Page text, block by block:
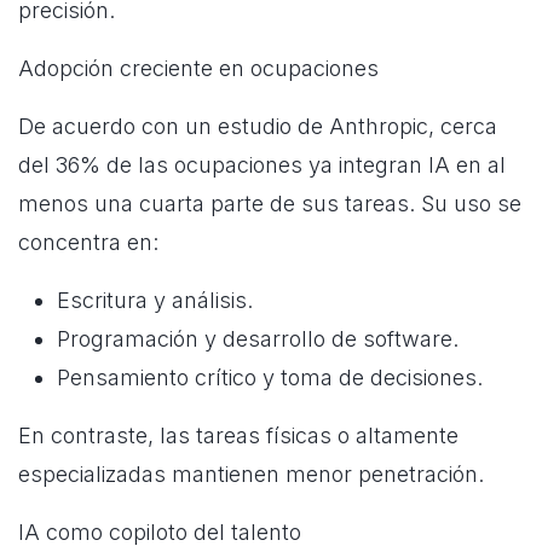
precisión.
Adopción creciente en ocupaciones
De acuerdo con un estudio de Anthropic, cerca
del 36% de las ocupaciones ya integran IA en al
menos una cuarta parte de sus tareas. Su uso se
concentra en:
Escritura y análisis.
Programación y desarrollo de software.
Pensamiento crítico y toma de decisiones.
En contraste, las tareas físicas o altamente
especializadas mantienen menor penetración.
IA como copiloto del talento